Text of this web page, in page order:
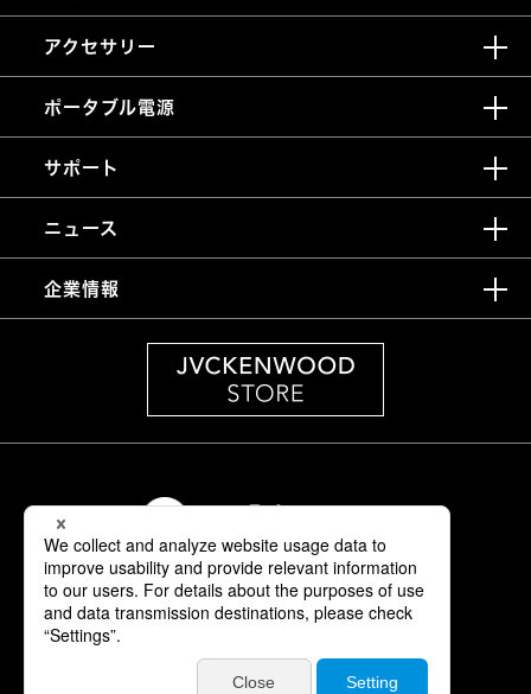
アクセサリー
ポータブル電源
サポート
ニュース
企業情報
情報セキュリティ基本方針
製品安全に関する基本方針
サイトご利用にあたって
個人情報保護方針